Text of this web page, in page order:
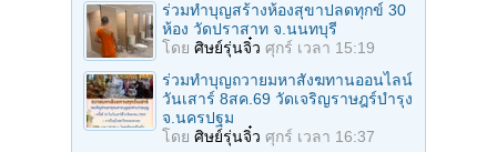
ร่วมทําบุญสร้างห้องสุขาปลดทุกข์ 30
ห้อง วัดปราสาท จ.นนทบุรี
โดย ศิษย์รุ่นจิ๋ว ศุกร์ เวลา 15:19
ร่วมทําบุญถวายมหาสังฆทานออนไลน์
วันเสาร์ 8สค.69 วัดเจริญราษฎร์บำรุง
จ.นครปฐม
โดย ศิษย์รุ่นจิ๋ว ศุกร์ เวลา 16:37